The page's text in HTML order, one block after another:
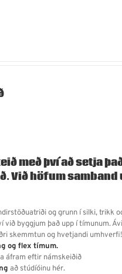
með því að setja
Við höfum samband
og grunn í silki, trikk
byggjum það upp í tímunum.
skemmtun og hvetjandi umhverfi!
og flex tímum.
áfram eftir námskeiðið
að stúdíóinu hér.